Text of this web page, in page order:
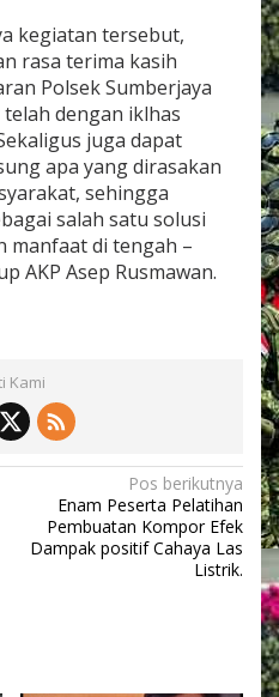
kegiatan tersebut,
rasa terima kasih
Polsek Sumberjaya
dengan iklhas
juga dapat
apa yang dirasakan
sehingga
salah satu solusi
manfaat di tengah –
AKP Asep Rusmawan.
Kami
Pos berikutnya
Enam Peserta Pelatihan
Pembuatan Kompor Efek
Dampak positif Cahaya Las
Listrik.